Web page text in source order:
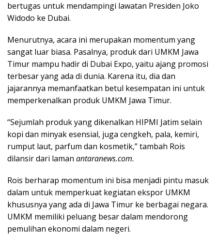
bertugas untuk mendampingi lawatan Presiden Joko
Widodo ke Dubai.
Menurutnya, acara ini merupakan momentum yang
sangat luar biasa. Pasalnya, produk dari UMKM Jawa
Timur mampu hadir di Dubai Expo, yaitu ajang promosi
terbesar yang ada di dunia. Karena itu, dia dan
jajarannya memanfaatkan betul kesempatan ini untuk
memperkenalkan produk UMKM Jawa Timur.
“Sejumlah produk yang dikenalkan HIPMI Jatim selain
kopi dan minyak esensial, juga cengkeh, pala, kemiri,
rumput laut, parfum dan kosmetik,” tambah Rois
dilansir dari laman antaranews.com.
Rois berharap momentum ini bisa menjadi pintu masuk
dalam untuk memperkuat kegiatan ekspor UMKM
khususnya yang ada di Jawa Timur ke berbagai negara.
UMKM memiliki peluang besar dalam mendorong
pemulihan ekonomi dalam negeri.